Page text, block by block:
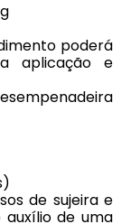
poderá
aplicação e
de sujeira e
de uma